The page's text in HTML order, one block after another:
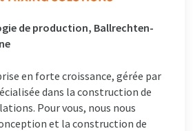
de production, Ballrechten-
en forte croissance, gérée par
dans la construction de
Pour vous, nous nous
et la construction de